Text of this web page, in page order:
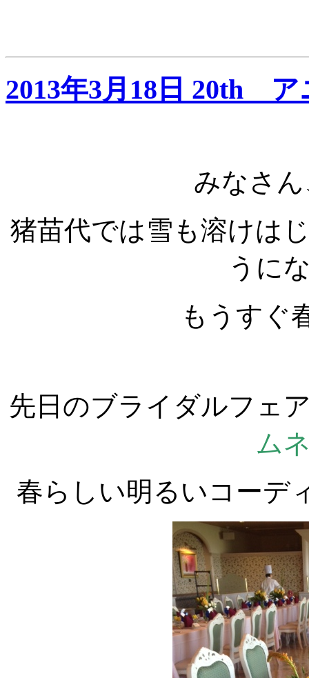
2013年3月18日 20th
みなさ
猪苗代では雪も溶けは
うに
もうすぐ
先日のブライダルフェ
ム
春らしい明るいコーデ